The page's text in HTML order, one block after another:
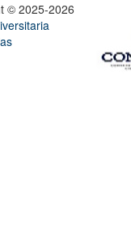
© 2025-2026